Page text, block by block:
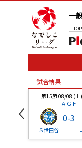
一
TOP
試合結果
第15節 08/08 (土
ＡＧＦ
Ｓ世田谷
0-3